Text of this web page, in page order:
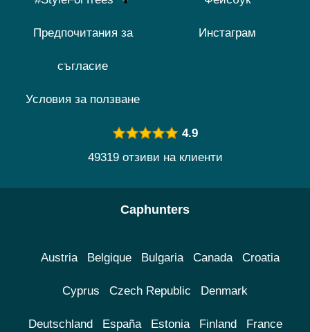
Предпочитания за
съгласие
Условия за ползване
Инстаграм
4.9
49319 отзиви на клиенти
Caphunters
Austria Belgique Bulgaria Canada Croatia
Cyprus Czech Republic Denmark
Deutschland España Estonia Finland France